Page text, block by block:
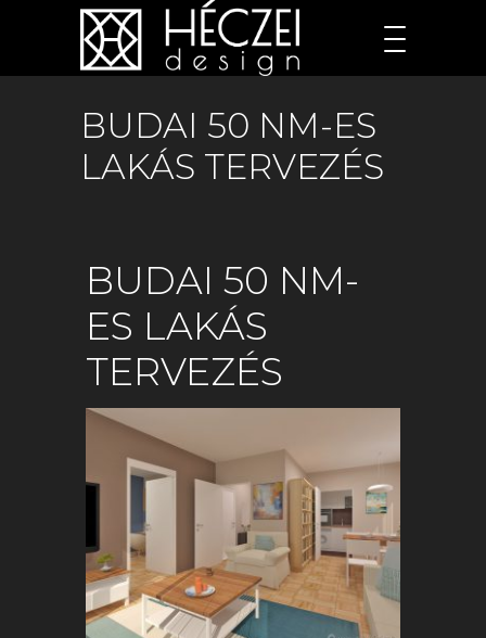
BUDAI 50 NM-ES
LAKÁS TERVEZÉS
BUDAI 50 NM-
ES LAKÁS
TERVEZÉS